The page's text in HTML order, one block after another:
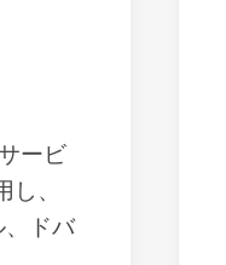
ービ
、
ドバ